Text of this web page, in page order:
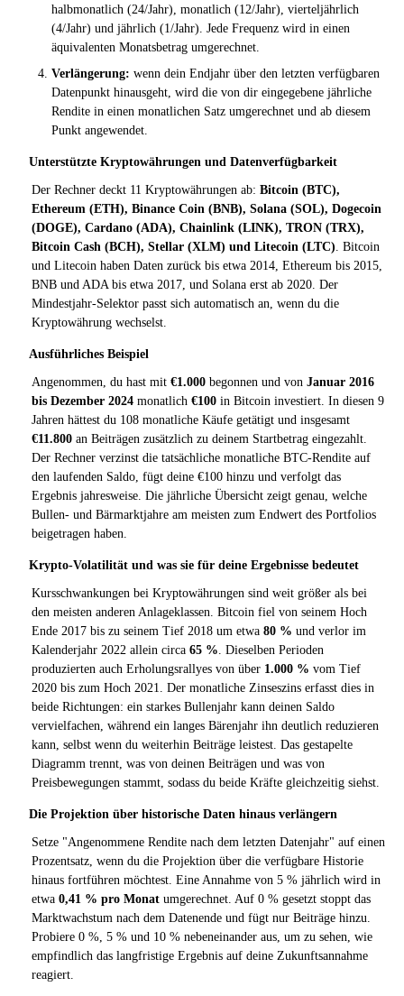
halbmonatlich (24/Jahr), monatlich (12/Jahr), vierteljährlich
(4/Jahr) und jährlich (1/Jahr). Jede Frequenz wird in einen
äquivalenten Monatsbetrag umgerechnet.
Verlängerung: wenn dein Endjahr über den letzten verfügbaren
Datenpunkt hinausgeht, wird die von dir eingegebene jährliche
Rendite in einen monatlichen Satz umgerechnet und ab diesem
Punkt angewendet.
Unterstützte Kryptowährungen und Datenverfügbarkeit
Der Rechner deckt 11 Kryptowährungen ab: Bitcoin (BTC),
Ethereum (ETH), Binance Coin (BNB), Solana (SOL), Dogecoin
(DOGE), Cardano (ADA), Chainlink (LINK), TRON (TRX),
Bitcoin Cash (BCH), Stellar (XLM) und Litecoin (LTC) . Bitcoin
und Litecoin haben Daten zurück bis etwa 2014, Ethereum bis 2015,
BNB und ADA bis etwa 2017, und Solana erst ab 2020. Der
Mindestjahr-Selektor passt sich automatisch an, wenn du die
Kryptowährung wechselst.
Ausführliches Beispiel
Angenommen, du hast mit €1.000 begonnen und von Januar 2016
bis Dezember 2024 monatlich €100 in Bitcoin investiert. In diesen 9
Jahren hättest du 108 monatliche Käufe getätigt und insgesamt
€11.800 an Beiträgen zusätzlich zu deinem Startbetrag eingezahlt.
Der Rechner verzinst die tatsächliche monatliche BTC-Rendite auf
den laufenden Saldo, fügt deine €100 hinzu und verfolgt das
Ergebnis jahresweise. Die jährliche Übersicht zeigt genau, welche
Bullen- und Bärmarktjahre am meisten zum Endwert des Portfolios
beigetragen haben.
Krypto-Volatilität und was sie für deine Ergebnisse bedeutet
Kursschwankungen bei Kryptowährungen sind weit größer als bei
den meisten anderen Anlageklassen. Bitcoin fiel von seinem Hoch
Ende 2017 bis zu seinem Tief 2018 um etwa 80 % und verlor im
Kalenderjahr 2022 allein circa 65 % . Dieselben Perioden
produzierten auch Erholungsrallyes von über 1.000 % vom Tief
2020 bis zum Hoch 2021. Der monatliche Zinseszins erfasst dies in
beide Richtungen: ein starkes Bullenjahr kann deinen Saldo
vervielfachen, während ein langes Bärenjahr ihn deutlich reduzieren
kann, selbst wenn du weiterhin Beiträge leistest. Das gestapelte
Diagramm trennt, was von deinen Beiträgen und was von
Preisbewegungen stammt, sodass du beide Kräfte gleichzeitig siehst.
Die Projektion über historische Daten hinaus verlängern
Setze "Angenommene Rendite nach dem letzten Datenjahr" auf einen
Prozentsatz, wenn du die Projektion über die verfügbare Historie
hinaus fortführen möchtest. Eine Annahme von 5 % jährlich wird in
etwa 0,41 % pro Monat umgerechnet. Auf 0 % gesetzt stoppt das
Marktwachstum nach dem Datenende und fügt nur Beiträge hinzu.
Probiere 0 %, 5 % und 10 % nebeneinander aus, um zu sehen, wie
empfindlich das langfristige Ergebnis auf deine Zukunftsannahme
reagiert.